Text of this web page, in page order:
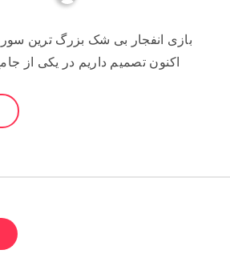
بازی انفجار بی شک بزرگ ترین
اکنون تصمیم داریم در یکی از